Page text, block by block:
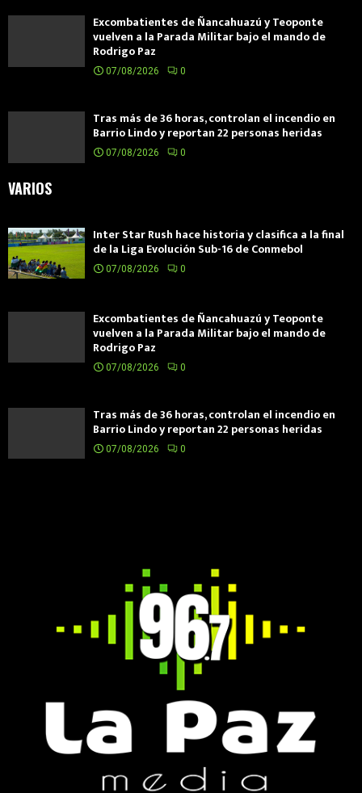
Excombatientes de Ñancahuazú y Teoponte
vuelven a la Parada Militar bajo el mando de
Rodrigo Paz
07/08/2026 0
Tras más de 36 horas, controlan el incendio en
Barrio Lindo y reportan 22 personas heridas
07/08/2026 0
VARIOS
Inter Star Rush hace historia y clasifica a la final
de la Liga Evolución Sub-16 de Conmebol
07/08/2026 0
Excombatientes de Ñancahuazú y Teoponte
vuelven a la Parada Militar bajo el mando de
Rodrigo Paz
07/08/2026 0
Tras más de 36 horas, controlan el incendio en
Barrio Lindo y reportan 22 personas heridas
07/08/2026 0